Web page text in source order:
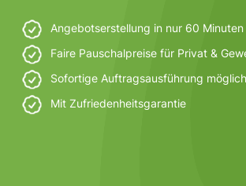
Angebotserstellung in nur 60 Minuten
Faire Pauschalpreise für Privat &
Sofortige Auftragsausführung möglich
Mit Zufriedenheitsgarantie